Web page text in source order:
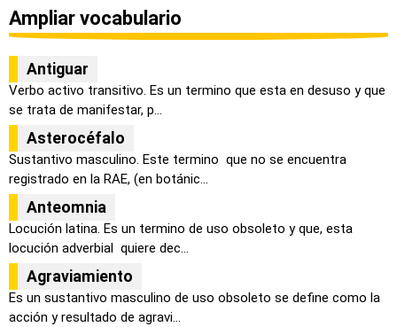
Ampliar vocabulario
Antiguar
Verbo activo transitivo. Es un termino que esta en desuso y que
se trata de manifestar, p...
Asterocéfalo
Sustantivo masculino. Este termino que no se encuentra
registrado en la RAE, (en botánic...
Anteomnia
Locución latina. Es un termino de uso obsoleto y que, esta
locución adverbial quiere dec...
Agraviamiento
Es un sustantivo masculino de uso obsoleto se define como la
acción y resultado de agravi...